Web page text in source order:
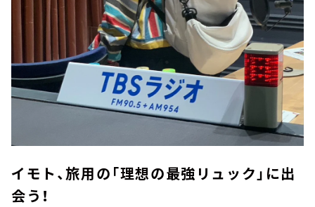
イモト、旅用の「理想の最強リュック」に出
会う！